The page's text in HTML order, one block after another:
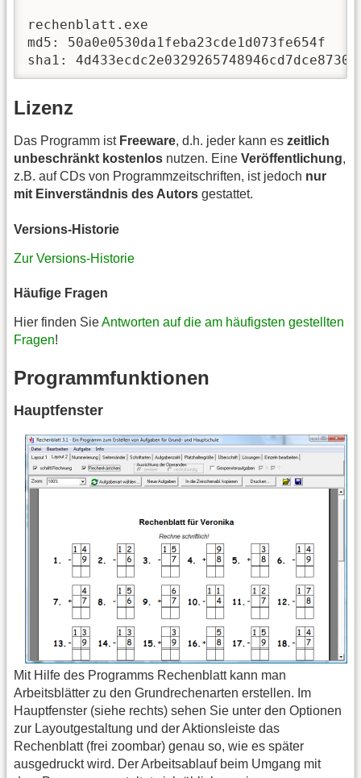
rechenblatt.exe
md5: 50a0e0530da1feba23cde1d073fe654f
sha1:
Lizenz
Das Programm ist Freeware, d.h. jeder kann es zeitlich
unbeschränkt kostenlos nutzen. Eine Veröffentlichung,
z.B. auf CDs von Programmzeitschriften, ist jedoch nur
mit Einverständnis des Autors gestattet.
Versions-Historie
Zur Versions-Historie
Häufige Fragen
Hier finden SieAntworten auf die am häufigsten gestellten
Fragen!
Programmfunktionen
Hauptfenster
Mit Hilfe des Programms Rechenblatt kann man
Arbeitsblätter zu den Grundrechenarten erstellen. Im
Hauptfenster (siehe rechts) sehen Sie unter den Optionen
zur Layoutgestaltung und der Aktionsleiste das
Rechenblatt (frei zoombar) genau so, wie es später
ausgedruckt wird. Der Arbeitsablauf beim Umgang mit